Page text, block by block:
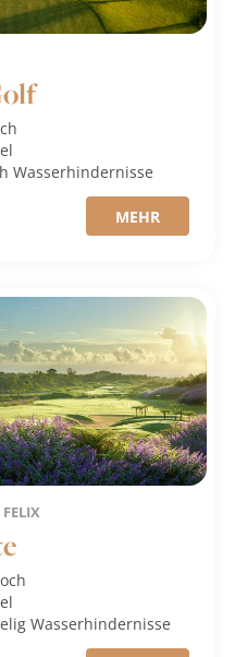
Wasserhindernisse
MEHR
Wasserhindernisse